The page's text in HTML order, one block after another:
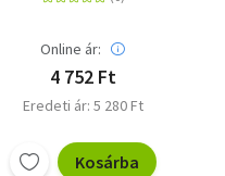
Online ár:
4 752 Ft
Eredeti ár: 5 280 Ft
Kosárba